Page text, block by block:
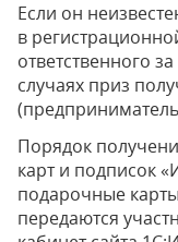
Если он
в
ответственного
случаях приз
Порядок
карт и подписок
подарочные
передаются